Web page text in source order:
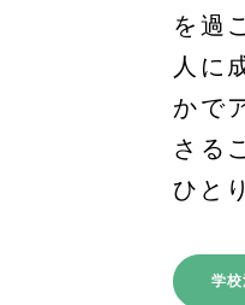
を過
人に
かで
さる
ひと
学